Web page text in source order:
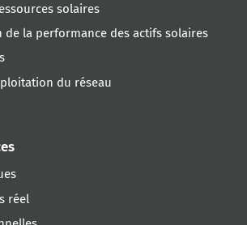
solaires
de la performance des actifs solaires
du réseau
réel